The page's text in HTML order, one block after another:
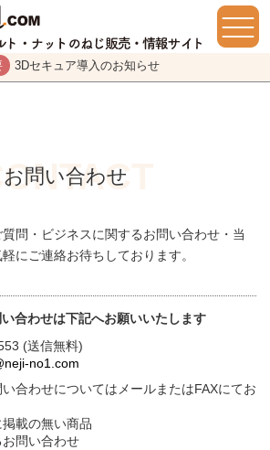
3Dセキュア導入のお知らせ
お問い合わせ
問・ビジネスに関するお問い合わせ・当
にご連絡お待ちしております。
合わせは下記へお願いいたします
(送信無料)
no1.com
合わせについてはメールまたはFAXにてお
掲載の無い商品
お問い合わせ